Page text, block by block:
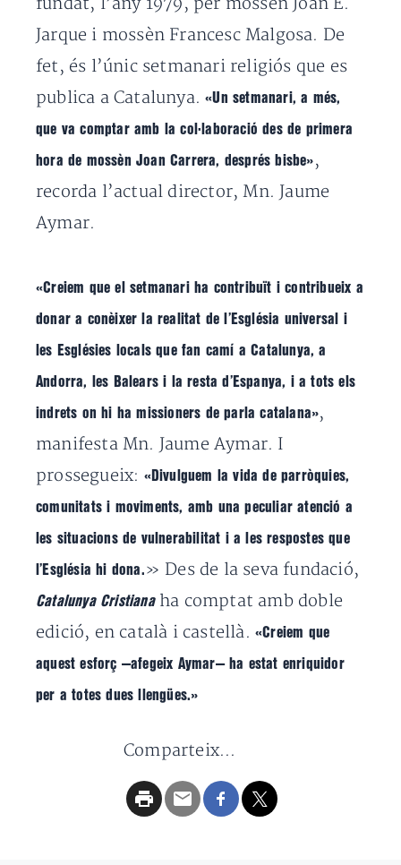
Jarque i mossèn Francesc Malgosa. De
fet, és l’únic setmanari religiós que es
publica a Catalunya.«Un setmanari, a més,
que va comptar amb la col·laboració des de primera
hora de mossèn Joan Carrera, després bisbe» ,
recorda l’actual director, Mn. Jaume
Aymar.
«Creiem que el setmanari ha contribuït i contribueix a
donar a conèixer la realitat de l’Església universal i
les Esglésies locals que fan camí a Catalunya, a
Andorra, les Balears i la resta d’Espanya, i a tots els
indrets on hi ha missioners de parla catalana»,
manifesta Mn. Jaume Aymar. I
prossegueix: «Divulguem la vida de parròquies,
comunitats i moviments, amb una peculiar atenció a
les situacions de vulnerabilitat i a les respostes que
l’Església hi dona. » Des de la seva fundació,
Catalunya Cristianaha comptat amb doble
edició, en català i castellà. «Creiem que
aquest esforç —afegeix Aymar— ha estat enriquidor
per a totes dues llengües.»
Comparteix...